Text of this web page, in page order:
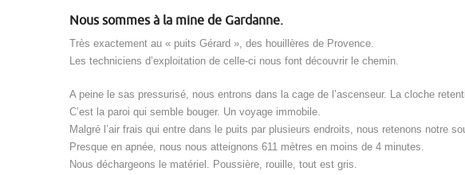
Nous sommes à la mine de Gardanne.
Très exactement au « puits Gérard », des houillères de Provence.
Les techniciens d’exploitation de celle-ci nous font découvrir le chemin.
A peine le sas pressurisé, nous entrons dans la cage de l’ascenseur. La cloche
C’est la paroi qui semble bouger. Un voyage immobile.
Malgré l’air frais qui entre dans le puits par plusieurs endroits, nous retenons notre
Presque en apnée, nous nous atteignons 611 mètres en moins de 4 minutes.
Nous déchargeons le matériel. Poussière, rouille, tout est gris.